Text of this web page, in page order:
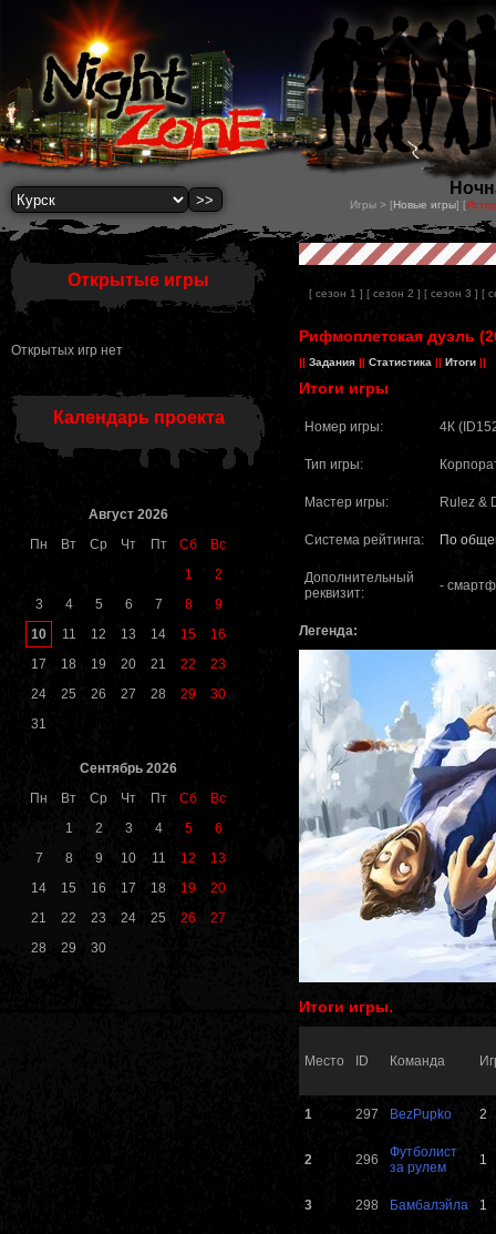
Игры > [Новые игры] [
Открытые игры
Открытых игр нет
Календарь проекта
Август 2026
Пн
Вт Ср Чт Пт Сб
Вс
1
2
3
4 5 6 7 8
9
10
11 12 13 14 15
16
17
18 19 20 21 22
23
24
25 26 27 28 29
30
31
Сентябрь 2026
Пн
Вт Ср Чт Пт Сб
Вс
1
2 3 4 5
6
7
8 9 10 11 12
13
14
15 16 17 18 19
20
21
22 23 24 25 26
27
28
29 30
[ сезон 1 ] [ сезон 2 ] [ сезон 3 ] [
Рифмоплетская дуэль
Задания Статистика Итоги
Итоги игры
Номер игры: 4К
Тип игры:
Мастер игры: Rulez &
Система рейтинга: По
Дополнительный
реквизит:
-
Легенда:
Итоги игры.
Место ID Команда
1 297 BezPupko 2
2 296
Футболист
за рулем
1
3 298 Бамбалэйла 1